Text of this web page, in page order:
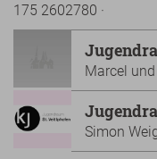
175 2602780 ·
Marcel
Simon